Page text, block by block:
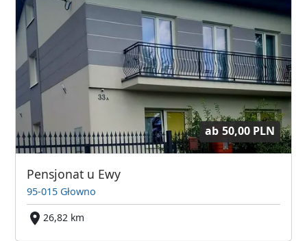
ab 50,00 PLN
Pensjonat u Ewy
95-015 Głowno
26,82 km